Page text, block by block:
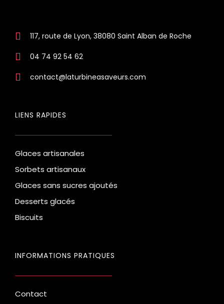
117, route de Lyon, 38080 Saint Alban de Roche
04 74 92 54 62
contact@laturbineasaveurs.com
LIENS RAPIDES
Glaces artisanales
Sorbets artisanaux
Glaces sans sucres ajoutés
Desserts glacés
Biscuits
INFORMATIONS PRATIQUES
Contact